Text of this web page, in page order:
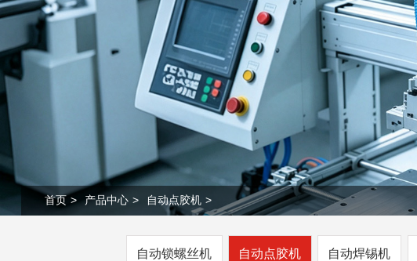
首页 > 产品中心 > 自动点胶机 >
自动锁螺丝机 自动点胶机 自动焊锡机